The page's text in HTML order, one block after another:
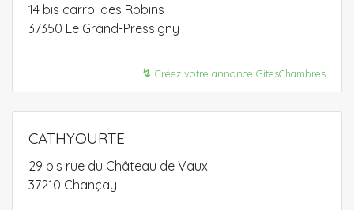
14 bis carroi des Robins
37350 Le Grand-Pressigny
↯ Créez votre annonce GitesChambres
CATHYOURTE
29 bis rue du Château de Vaux
37210 Chançay